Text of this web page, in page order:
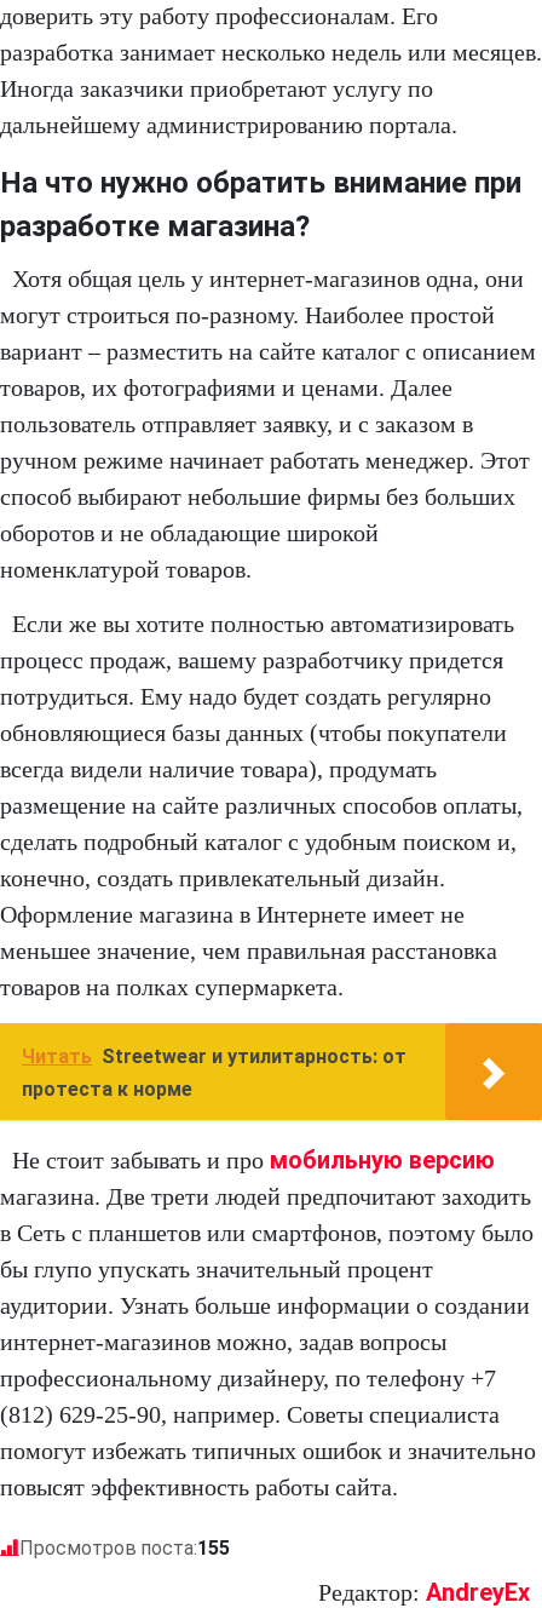
доверить эту работу профессионалам. Его
разработка занимает несколько недель или месяцев.
Иногда заказчики приобретают услугу по
дальнейшему администрированию портала.
На что нужно обратить внимание при
разработке магазина?
Хотя общая цель у интернет-магазинов одна, они
могут строиться по-разному. Наиболее простой
вариант – разместить на сайте каталог с описанием
товаров, их фотографиями и ценами. Далее
пользователь отправляет заявку, и с заказом в
ручном режиме начинает работать менеджер. Этот
способ выбирают небольшие фирмы без больших
оборотов и не обладающие широкой
номенклатурой товаров.
Если же вы хотите полностью автоматизировать
процесс продаж, вашему разработчику придется
потрудиться. Ему надо будет создать регулярно
обновляющиеся базы данных (чтобы покупатели
всегда видели наличие товара), продумать
размещение на сайте различных способов оплаты,
сделать подробный каталог с удобным поиском и,
конечно, создать привлекательный дизайн.
Оформление магазина в Интернете имеет не
меньшее значение, чем правильная расстановка
товаров на полках супермаркета.
Читать Streetwear и утилитарность: от
протеста к норме
Не стоит забывать и про мобильную версию
магазина. Две трети людей предпочитают заходить
в Сеть с планшетов или смартфонов, поэтому было
бы глупо упускать значительный процент
аудитории. Узнать больше информации о создании
интернет-магазинов можно, задав вопросы
профессиональному дизайнеру, по телефону +7
(812) 629-25-90, например. Советы специалиста
помогут избежать типичных ошибок и значительно
повысят эффективность работы сайта.
Просмотров поста:155
Редактор: AndreyEx